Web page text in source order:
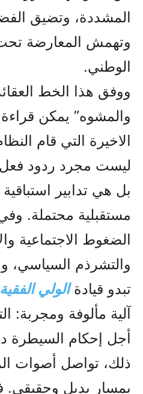
المشددة، وتضيق
وتهمش المعارضة تحت
الوطني.
ووفق هذا الخط
والمشوه” يمکن
الاخيرة التي قام
ليست مجرد ردود فعل
بل هي تدابير
مستقبلية محتملة.
الضغوط الاجتماعية
والتشرذم السياسي،
تبدو قيادةالولي الفقیة
آلية مألوفة ومجربة:
أجل إحكام السيطرة
ذلك، تواصل أصوات
بمسار بديل وحقيقي.